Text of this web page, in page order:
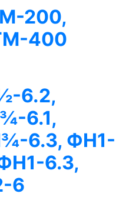
200,
400
6.2,
6.1,
6.3, ФН1-
6.3,
6